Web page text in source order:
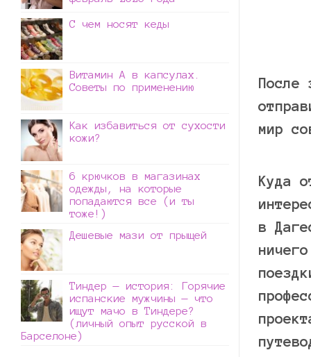
После
мир
Куда
в
С чем носят кеды
Витамин А в капсулах.
Советы по применению
Как избавиться от сухости
кожи?
6 крючков в магазинах
одежды, на которые
попадаются все (и ты
тоже!)
Дешевые мази от прыщей
Тиндер — история: Горячие
испанские мужчины — что
ищут мачо в Тиндере?
(личный опыт русской в
Барселоне)